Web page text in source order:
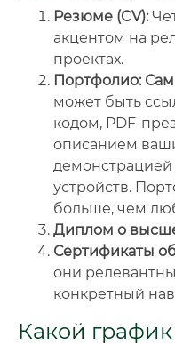
Резюме (CV):
акцентом на
проектах.
Портфолио:
может быть
кодом, PDF-
описанием
устройств.
больше, чем
Диплом о
Сертификаты
они
конкретный
Какой